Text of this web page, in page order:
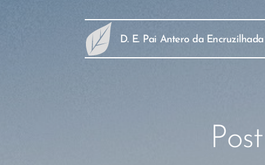
D. E. Pai Antero da Encruzilhada